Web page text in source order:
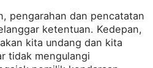
pengarahan dan pencatatan
ketentuan. Kedepan,
kita undang dan kita
tidak mengulangi